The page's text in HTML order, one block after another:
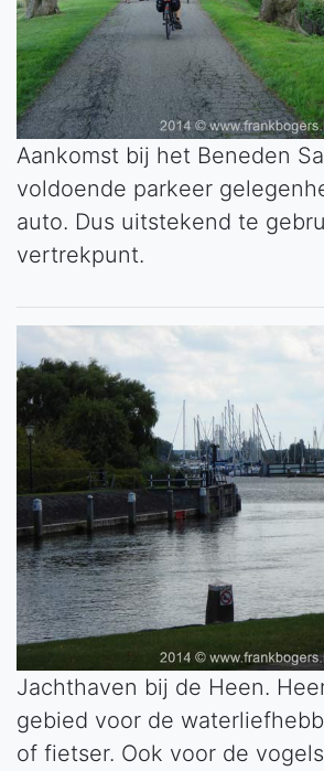
Aankomst bij het Beneden
voldoende parkeer
auto. Dus uitstekend te
vertrekpunt.
Jachthaven bij de Heen.
gebied voor de
of fietser. Ook voor de